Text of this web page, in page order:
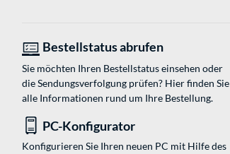
Bestellstatus abrufen
Sie möchten Ihren Bestellstatus einsehen oder
die Sendungsverfolgung prüfen? Hier finden Sie
alle Informationen rund um Ihre Bestellung.
PC-Konfigurator
Konfigurieren Sie Ihren neuen PC mit Hilfe des